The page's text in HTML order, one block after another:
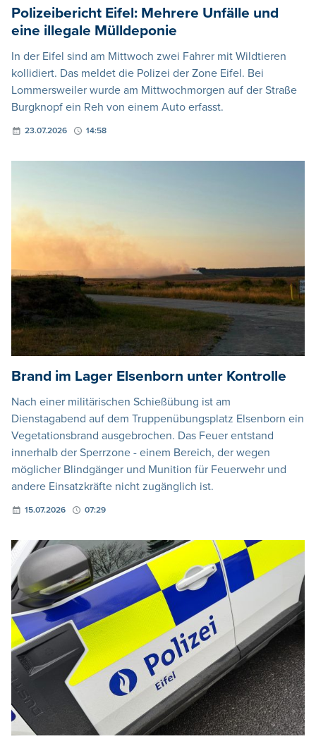
Polizeibericht Eifel: Mehrere Unfälle und
eine illegale Mülldeponie
In der Eifel sind am Mittwoch zwei Fahrer mit Wildtieren
kollidiert. Das meldet die Polizei der Zone Eifel. Bei
Lommersweiler wurde am Mittwochmorgen auf der Straße
Burgknopf ein Reh von einem Auto erfasst.
23.07.2026 14:58
Brand im Lager Elsenborn unter Kontrolle
Nach einer militärischen Schießübung ist am
Dienstagabend auf dem Truppenübungsplatz Elsenborn ein
Vegetationsbrand ausgebrochen. Das Feuer entstand
innerhalb der Sperrzone - einem Bereich, der wegen
möglicher Blindgänger und Munition für Feuerwehr und
andere Einsatzkräfte nicht zugänglich ist.
15.07.2026 07:29